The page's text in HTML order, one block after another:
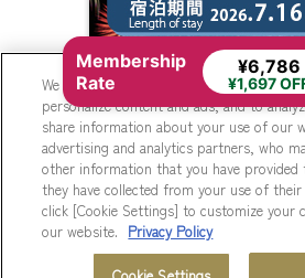
相鉄ホテルズ 公式SNS
© Sotetsu Hotel Management
We use cookies to improve your
personalize content and ads, and to
share information about your use of our
advertising and analytics partners, who
other information that you have
they have collected from your use of their
click [Cookie Settings] to customize your
our website. Privacy Policy
Membership
Rate
¥6,786
¥1,697